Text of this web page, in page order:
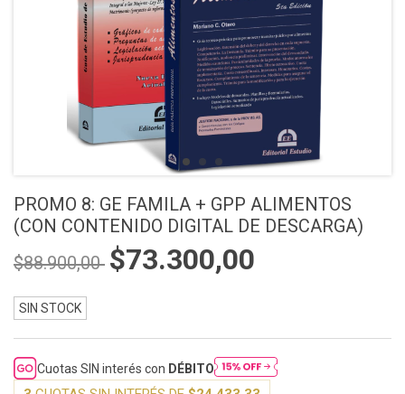
PROMO 8: GE FAMILA + GPP ALIMENTOS
(CON CONTENIDO DIGITAL DE DESCARGA)
$88.900,00 $73.300,00
SIN STOCK
Cuotas SIN interés con DÉBITO